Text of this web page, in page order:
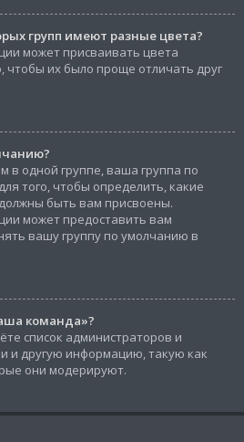
групп имеют разные цвета?
может присваивать цвета
чтобы их было проще отличать друг
в одной группе, ваша группа по
того, чтобы определить, какие
быть вам присвоены.
может предоставить вам
вашу группу по умолчанию в
команда»?
список администраторов и
и другую информацию, такую как
они модерируют.